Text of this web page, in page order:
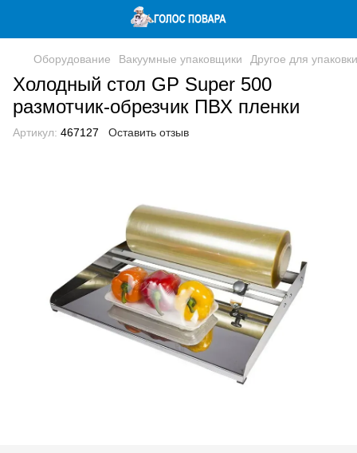
Оборудование Вакуумные упаковщики Другое для упаковки
Холодный стол GP Super 500
размотчик-обрезчик ПВХ пленки
Артикул: 467127 Оставить отзыв